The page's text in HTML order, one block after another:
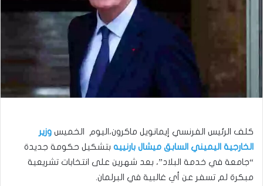
كلف الرئيس الفرنسي إيمانويل ماكرون،اليوم الخميس وزير
الخارجية اليميني السابق ميشال بارنييه بتشكيل حكومة جديدة
“جامعة في خدمة البلاد”، بعد شهرين على انتخابات تشريعية
مبكرة لم تسفر عن أي غالبية في البرلمان.